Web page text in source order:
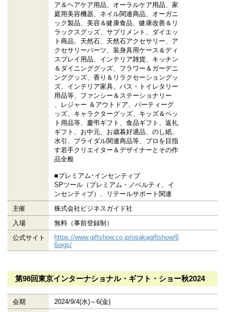
ア＆ヘアケア用品、オーラルケア用品、家
庭用美容機器、ネイル関連商品、オーガニ
ック製品、美容＆健康食品、健康改善＆リ
ラックスグッズ、サプリメント、ダイエッ
ト商品、天然石、天然石アクセサリー、ア
クセサリーパーツ、装身具用ケース＆ディ
スプレイ用品、インテリア雑貨、キッチン
＆ダイニンググッズ、フラワー＆ガーデニ
ンググッズ、香り＆リラクセーショングッ
ズ、インテリア家具、バス・トイレタリー
用品等、ファンシー＆ステーショナリー
、レジャー ＆アウトドア、パーティーグ
ッズ、キャラクターグッズ、キッズ＆ペッ
ト用品等、慶弔ギフト、食品ギフト、返礼
ギフト、お中元、お歳暮好適品、のし紙、
水引、ブライダル関連商品等、プロを目指
す若手クリエイター＆デザイナーとその作
品全般
■プレミアム･インセンティブ
SPツール（プレミアム・ノベルティ、イ
ンセンティブ）、リテールサポート関連
主催
株式会社ビジネスガイド社
入場
無料（事前登録制）
公式サイト
https://www.giftshow.co.jp/osakagiftshow/6
6oigs/
第98回東京インターナショナル・ギフト・ショー秋2024
会期
2024/9/4(水)～6(金)